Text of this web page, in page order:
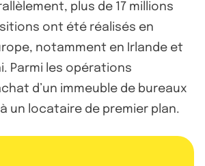
plus de 17 millions
ont été réalisés en
notamment en Irlande et
Parmi les opérations
d’un immeuble de bureaux
un locataire de premier plan.